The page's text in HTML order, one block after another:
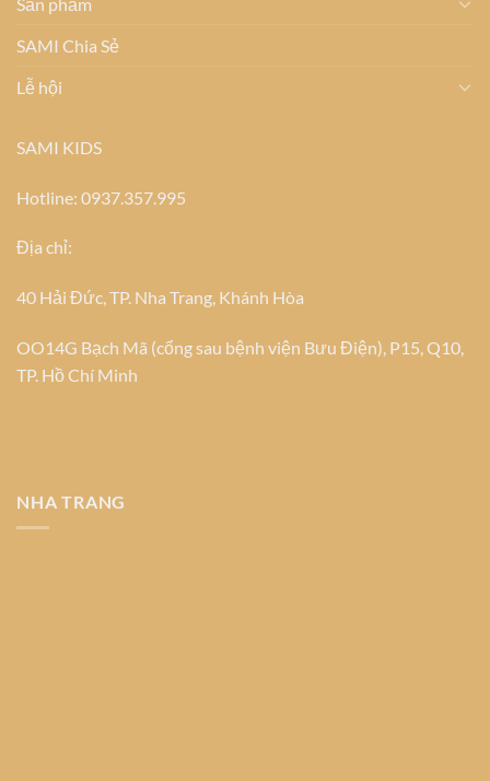
SAMI Chia Sẻ
Lễ hội
SAMI KIDS
Hotline: 0937.357.995
Địa chỉ:
40 Hải Đức, TP. Nha Trang, Khánh Hòa
OO14G Bạch Mã (cổng sau bệnh viện Bưu Điện), P15, Q10,
TP. Hồ Chí Minh
NHA TRANG